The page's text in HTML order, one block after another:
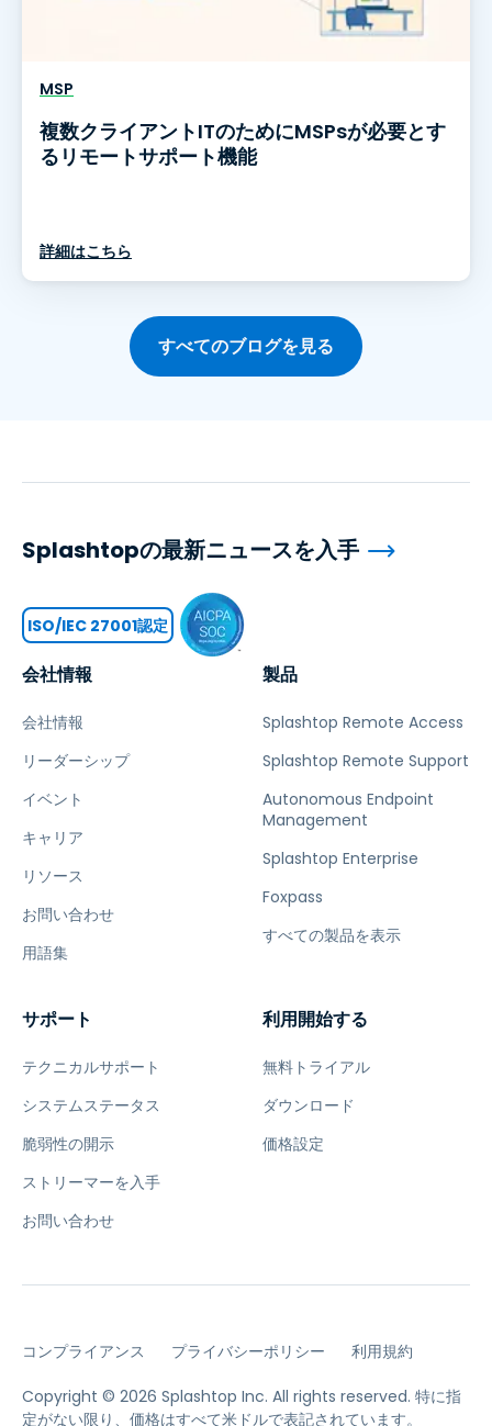
MSP
複数クライアントITのためにMSPsが必要とす
るリモートサポート機能
詳細はこちら
すべてのブログを見る
会社情報
会社情報
リーダーシップ
イベント
キャリア
リソース
お問い合わせ
用語集
製品
Splashtop Remote Access
Splashtop Remote Support
Autonomous Endpoint
Management
Splashtop Enterprise
Foxpass
すべての製品を表示
サポート
テクニカルサポート
システムステータス
脆弱性の開示
ストリーマーを入手
お問い合わせ
利用開始する
無料トライアル
ダウンロード
価格設定
Splashtopの最新ニュースを入手
ISO/IEC 27001認定
コンプライアンス プライバシーポリシー 利用規約
Copyright © 2026 Splashtop Inc. All rights reserved. 特に指
定がない限り、価格はすべて米ドルで表記されています。